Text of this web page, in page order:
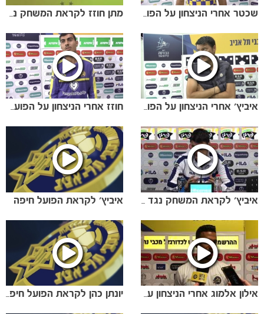
הקבוצות
מתן חוזז לקראת המשחק נגד בית"ר ירושלים שכטר אחרי הניצחון על הפועל חיפה.mov
חוזז אחרי הניצחון על הפועל חיפה.mov איביץ' אחרי הניצחון על הפועל חיפה.mov
איביץ' לקראת הפועל חיפה
יונתן כהן לקראת הפועל חיפה אילון אלמוג אחרי הניצחון על מכבי נתניה